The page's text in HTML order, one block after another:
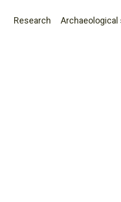
Research Archaeological